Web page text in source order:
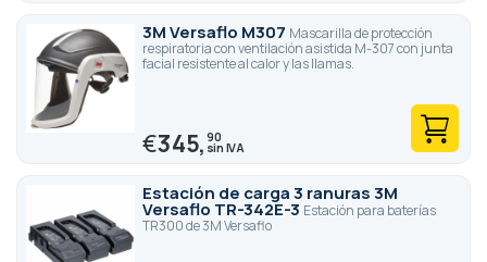
3M Versaflo M307 Mascarilla de protección
respiratoria con ventilación asistida M-307 con junta
facial resistente al calor y las llamas.
€345,90
Estación de carga 3 ranuras 3M
Versaflo TR-342E-3 Estación para baterías
TR300 de 3M Versaflo